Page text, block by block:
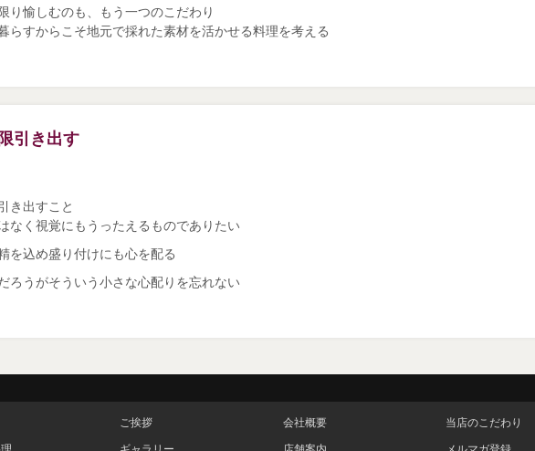
り愉しむのも、もう一つのこだわり
らすからこそ地元で採れた素材を活かせる料理を考える
引き出す
き出すこと
なく視覚にもうったえるものでありたい
を込め盛り付けにも心を配る
ろうがそういう小さな心配りを忘れない
ご挨拶 会社概要 当店のこだわり